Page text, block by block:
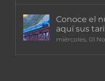
Conoce el
aquí sus
miércoles, 01